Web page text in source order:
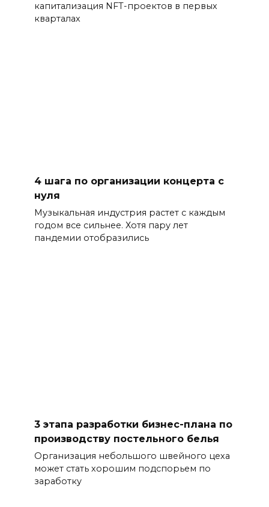
капитализация NFT-проектов в первых
кварталах
4 шага по организации концерта с
нуля
Музыкальная индустрия растет с каждым
годом все сильнее. Хотя пару лет
пандемии отобразились
3 этапа разработки бизнес-плана по
производству постельного белья
Организация небольшого швейного цеха
может стать хорошим подспорьем по
заработку